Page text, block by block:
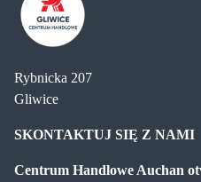
Handlowe
Auchan
Gliwice
Rybnicka 207
Gliwice
SKONTAKTUJ SIĘ Z NAMI
Centrum Handlowe Auchan